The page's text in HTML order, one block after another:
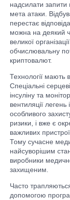
надсилати
мета атаки.
перестає
можна на деякий
великої
обчислювальну
криптовалют.
Технології мають
Спеціальні
інсуліну та
вентиляції
особливого
ризики, і вже є
важливих
Тому сучасне
найсуворішим
виробники
захищеним.
Часто
допомогою